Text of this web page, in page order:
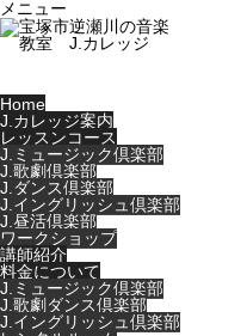
メニュー
Home
J.カレッジ案内
レッスンコース
J.ミュージック倶楽部
J.歌劇倶楽部
J.ダンス倶楽部
J.イングリッシュ倶楽部
J.昼活倶楽部
ワークショップ
講師紹介
料金について
J.ミュージック倶楽部
J.歌劇ダンス倶楽部
J.イングリッシュ倶楽部